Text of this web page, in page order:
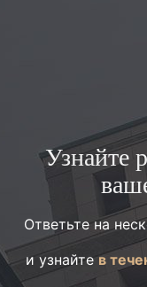
Узнайте
Ответьте на
и узнайтев